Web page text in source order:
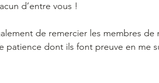
d’entre vous !
de remercier les membres
patience dont ils font preuve en me